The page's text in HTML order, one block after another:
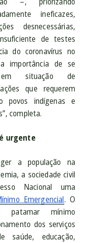
ineficazes,
desnecessárias,
de testes
do coronavírus no
importância de se
situação de
que requerem
povos indígenas e
completa.
urgente
a população na
a sociedade civil
Nacional uma
Emergencial. O
patamar mínimo
dos serviços
saúde, educação,